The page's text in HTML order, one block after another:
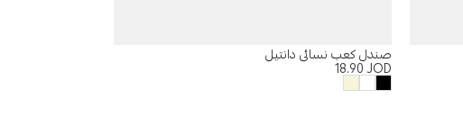
صندل كعب نسائي دانتيل
18.90JOD